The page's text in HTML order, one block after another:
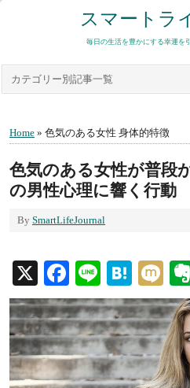
スマートラ
毎日の生活を豊かにする幸運を
カテゴリー別記事一覧
Home » 色気のある女性 身体的特徴
色気のある女性が普段
の男性心理に響く行動
By SmartLifeJournal
X Facebook
LineHatena